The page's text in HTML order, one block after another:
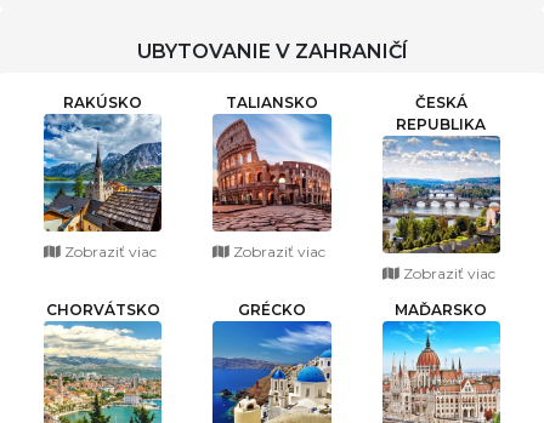
UBYTOVANIE V ZAHRANIČÍ
RAKÚSKO
Zobraziť viac
TALIANSKO
Zobraziť viac
ČESKÁ
REPUBLIKA
Zobraziť viac
CHORVÁTSKO GRÉCKO MAĎARSKO